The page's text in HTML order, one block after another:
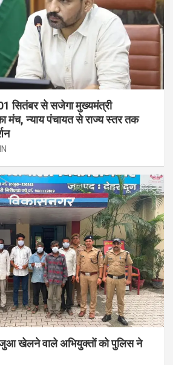
सितंबर से सजेगा मुख्यमंत्री
मंच, न्याय पंचायत से राज्य स्तर तक
जुआ खेलने वाले अभियुक्तों को पुलिस ने